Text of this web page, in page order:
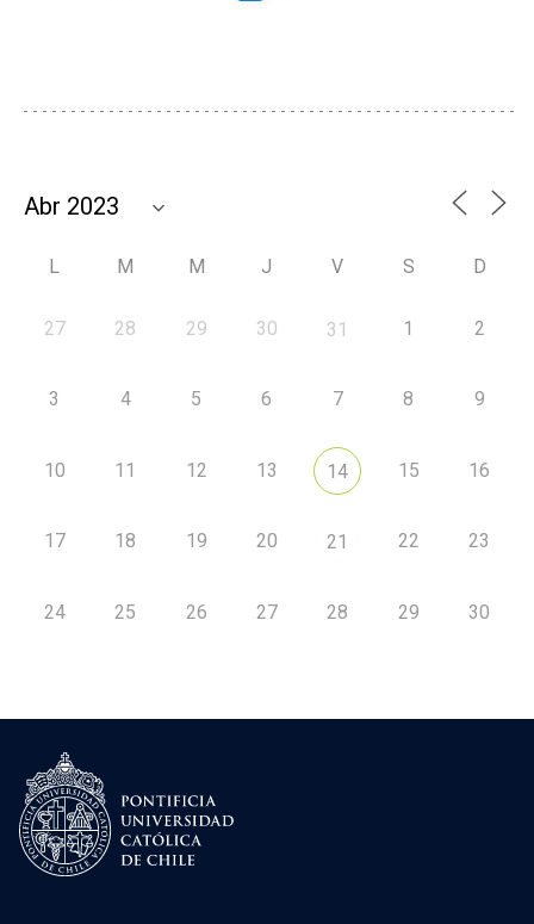
L M M J V S D
27 28 29 30 31 1 2
3 4 5 6 7 8 9
10 11 12 13 14 15 16
17 18 19 20 21 22 23
24 25 26 27 28 29 30